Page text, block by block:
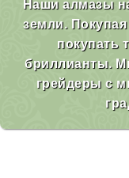
Наши алмазы
земли.
покупать
бриллианты.
грейдеры с